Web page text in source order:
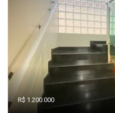
R$ 1.200.000